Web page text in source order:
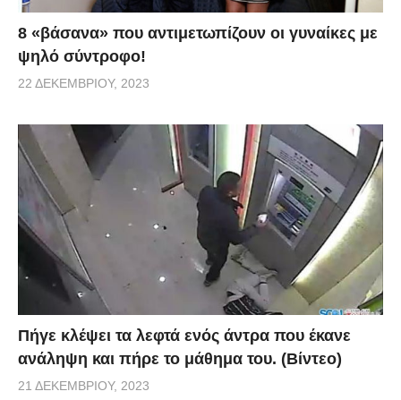
8 «βάσανα» που αντιμετωπίζουν οι γυναίκες με
ψηλό σύντροφο!
22 ΔΕΚΕΜΒΡΊΟΥ, 2023
Πήγε κλέψει τα λεφτά ενός άντρα που έκανε
ανάληψη και πήρε το μάθημα του. (Βίντεο)
21 ΔΕΚΕΜΒΡΊΟΥ, 2023